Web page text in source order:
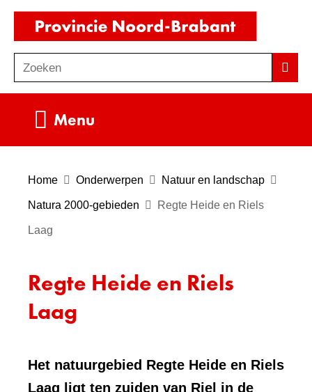
Ga
de
inhoud
o
e
Zoeken
Menu
Home Onderwerpen Natuur en landschap
Natura 2000-gebieden Regte Heide en Riels
Laag
Regte Heide en Riels
Laag
Het natuurgebied Regte Heide en Riels
Laag ligt ten zuiden van Riel in de